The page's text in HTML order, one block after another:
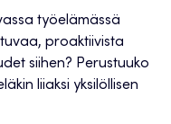
työelämässä
proaktiivista
siihen? Perustuuko
liiaksi yksilöllisen